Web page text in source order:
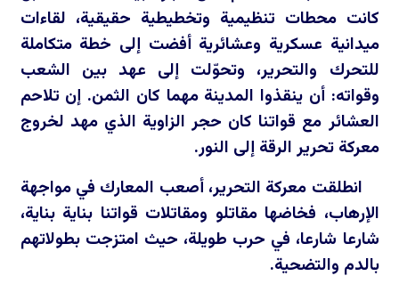
كانت محطات تنظيمية وتخطيطية حقيقية، لقاءات
ميدانية عسكرية وعشائرية أفضت إلى خطة متكاملة
للتحرك والتحرير، وتحوّلت إلى عهد بين الشعب
وقواته: أن ينقذوا المدينة مهما كان الثمن. إن تلاحم
العشائر مع قواتنا كان حجر الزاوية الذي مهد لخروج
معركة تحرير الرقة إلى النور.
انطلقت معركة التحرير، أصعب المعارك في مواجهة
الإرهاب، فخاضها مقاتلو ومقاتلات قواتنا بناية بناية،
شارعا شارعا، في حرب طويلة، حيث امتزجت بطولاتهم
بالدم والتضحية.